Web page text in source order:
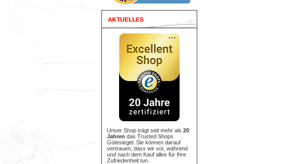
Unser Shop trägt seit mehr als 20
Jahren das Trusted Shops
Gütesiegel. Sie können darauf
vertrauen, dass wir vor, während
und nach dem Kauf alles für Ihre
Zufriedenheit tun.